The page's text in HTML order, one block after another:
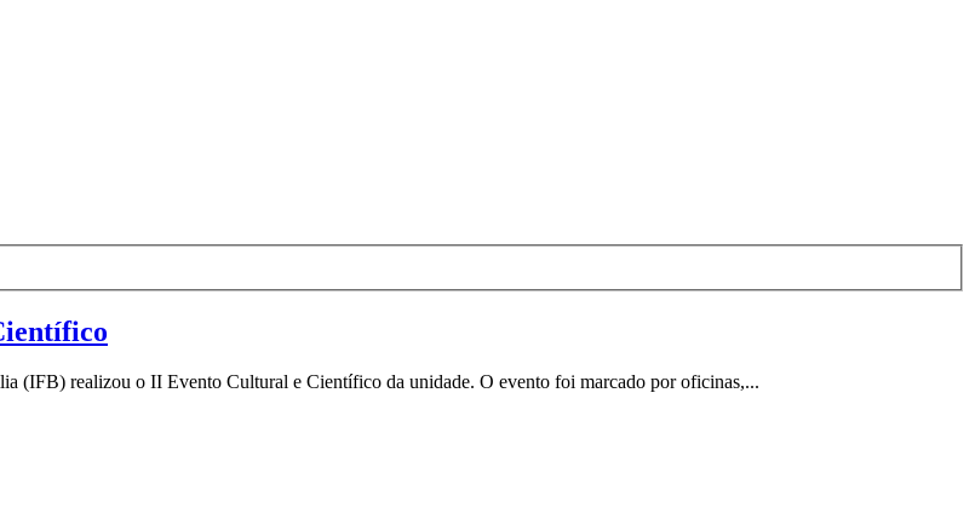
(IFB) realizou o II Evento Cultural e Científico da unidade. O evento foi marcado por oficinas,...